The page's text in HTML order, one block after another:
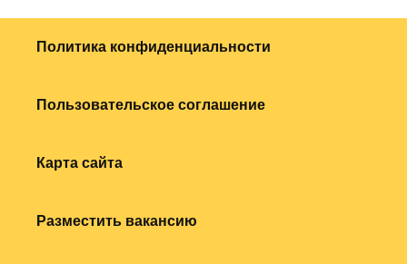
Политика конфиденциальности
Пользовательское соглашение
Карта сайта
Разместить вакансию